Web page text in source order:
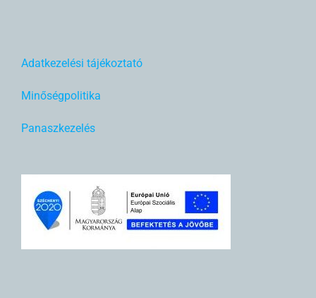
Adatkezelési tájékoztató
Minőségpolitika
Panaszkezelés